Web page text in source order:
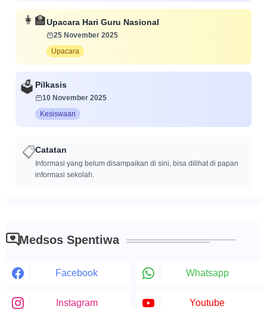
👩‍🏫Upacara Hari Guru Nasional
25 November 2025
Upacara
🗳️ Pilkasis
10 November 2025
Kesiswaan
📋Catatan
Informasi yang belum disampaikan di sini, bisa dilihat di papan
informasi sekolah.
Medsos Spentiwa
Facebook Whatsapp
Instagram Youtube